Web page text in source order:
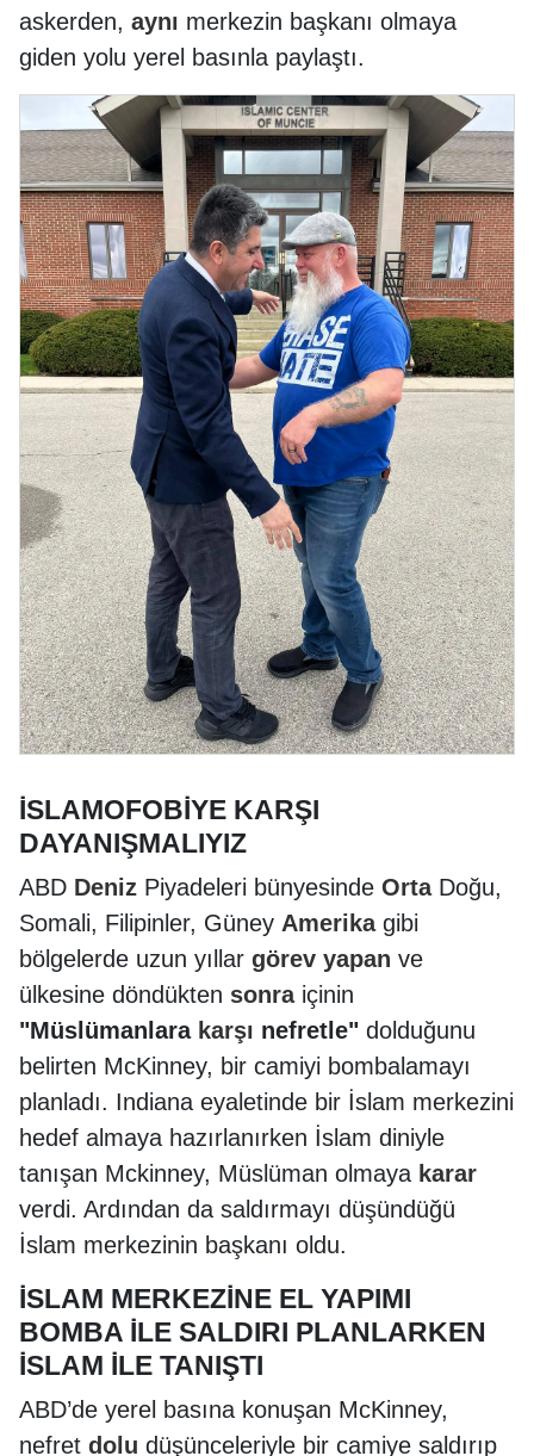
askerden, aynı merkezin başkanı olmaya
giden yolu yerel basınla paylaştı.
İSLAMOFOBİYE KARŞI
DAYANIŞMALIYIZ
ABD Deniz Piyadeleri bünyesinde OrtaDoğu,
Somali, Filipinler, Güney Amerikagibi
bölgelerde uzun yıllar görev yapan ve
ülkesine döndükten sonraiçinin
"Müslümanlara karşı nefretle" dolduğunu
belirten McKinney, bir camiyi bombalamayı
planladı. Indiana eyaletinde bir İslam merkezini
hedef almaya hazırlanırken İslam diniyle
tanışan Mckinney, Müslüman olmaya karar
verdi. Ardından da saldırmayı düşündüğü
İslam merkezinin başkanı oldu.
İSLAM MERKEZİNE EL YAPIMI
BOMBA İLE SALDIRI PLANLARKEN
İSLAM İLE TANIŞTI
ABD’de yerel basına konuşan McKinney,
nefret dolu düşünceleriyle bir camiye saldırıp